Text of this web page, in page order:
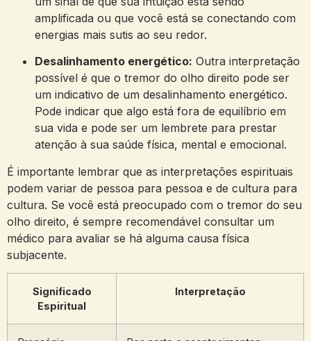
amplificada ou⁢ que você está se conectando com
energias mais⁢ sutis​ ao seu redor.
Desalinhamento⁤ energético: Outra interpretação
possível ⁤é que o tremor do ⁢olho direito pode ser
um indicativo de um desalinhamento energético.
Pode indicar‍ que algo está ​fora ‍de ⁢equilíbrio em
sua vida e pode ser um lembrete para prestar​
atenção ⁤à sua saúde ‍física,‌ mental e emocional.
É importante lembrar que ⁣as interpretações‌ espirituais⁣
podem variar de pessoa para pessoa⁢ e de⁢ cultura para
⁣cultura. ⁢Se você está preocupado ​com⁣ o tremor do‌ seu‍
olho direito, ‌é sempre⁢ recomendável consultar⁢ um
médico para avaliar⁤ se⁢ há alguma causa física
subjacente.
Significado
Espiritual
Interpretação